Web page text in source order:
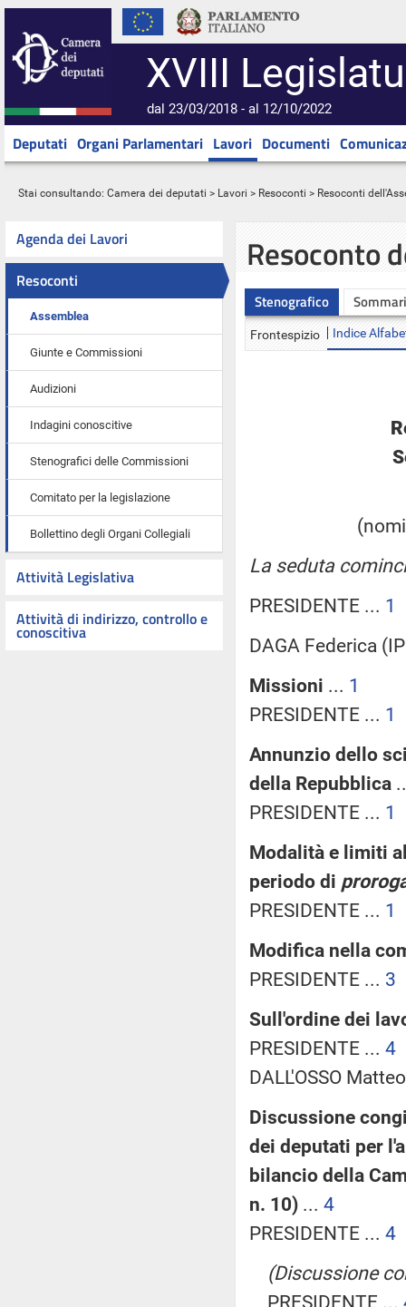
XVIII
dal 23/03/2018 - al 12/10/2022
Deputati Organi Parlamentari Lavori Documenti
Stai consultando: Camera dei deputati > Lavori > Resoconti > Resoconti
Agenda dei Lavori
Resoconti
Assemblea
Giunte e Commissioni
Audizioni
Indagini conoscitive
Stenografici delle Commissioni
Comitato per la legislazione
Bollettino degli Organi Collegiali
Attività Legislativa
Attività di indirizzo, controllo e
conoscitiva
Resoconto
Stenografico
Frontespizio Indice
La seduta
PRESIDENTE ... 1
DAGA Federica
Missioni ... 1
PRESIDENTE ... 1
Annunzio dello
della Repubblica
PRESIDENTE ... 1
Modalità e limiti
periodo di
PRESIDENTE ... 1
Modifica nella
PRESIDENTE ... 3
Sull'ordine dei
PRESIDENTE ... 4
DALL'OSSO
Discussione
dei deputati per
bilancio della
n. 10) ... 4
PRESIDENTE ... 4
(Discussione
PRESIDENTE ...